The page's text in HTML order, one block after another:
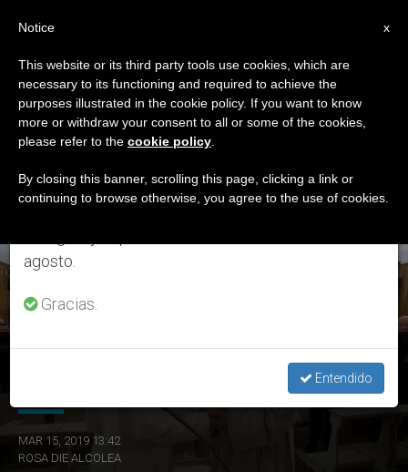
ETIQUETA
Posts Tagged ‘monje
Olivetano’
ÚLTIMAS NOTICIAS
hacerles entrar "como hizo el Verbo, en lo humano"
MAR 15, 2019 13:42
ROSA DIE ALCOLEA
×
Aviso importante
Del 27 de julio al 7 de agosto haremos la pausa
anual, aprovechando que en el periodo de verano
se generan menos informaciones y también el
agosto.
Gracias.
Entendido
x
Notice
This website or its third party tools use cookies, which are
necessary to its functioning and required to achieve the
purposes illustrated in the cookie policy. If you want to know
more or withdraw your consent to all or some of the cookies,
please refer to the cookie policy
By closing this banner, scrolling this page, clicking a link or
continuing to browse otherwise, you agree to the use of cookies.